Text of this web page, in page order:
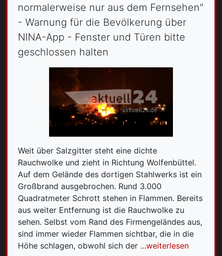
normalerweise nur aus dem Fernsehen"
- Warnung für die Bevölkerung über
NINA-App - Fenster und Türen bitte
geschlossen halten
Weit über Salzgitter steht eine dichte
Rauchwolke und zieht in Richtung Wolfenbüttel.
Auf dem Gelände des dortigen Stahlwerks ist ein
Großbrand ausgebrochen. Rund 3.000
Quadratmeter Schrott stehen in Flammen. Bereits
aus weiter Entfernung ist die Rauchwolke zu
sehen. Selbst vom Rand des Firmengeländes aus,
sind immer wieder Flammen sichtbar, die in die
Höhe schlagen, obwohl sich der ...weiterlesen